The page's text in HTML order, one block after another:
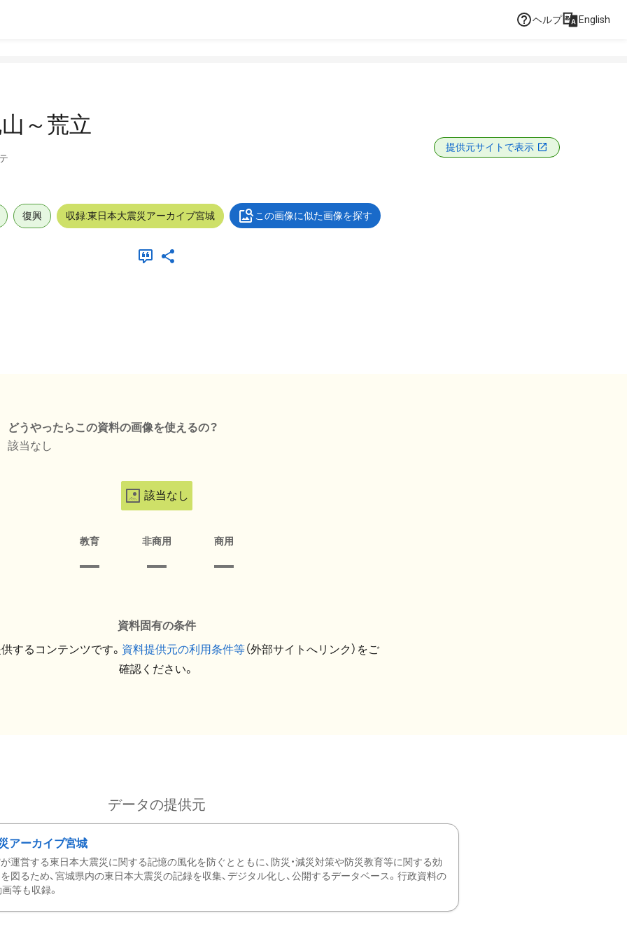
ヘルプ English
～荒立
提供元サイトで表示
復興 収録:東日本大震災アーカイブ宮城 この画像に似た画像を探す
どうやったらこの資料の画像を使えるの？
該当なし
該当なし
教育 非商用 商用
資料固有の条件
するコンテンツです。 資料提供元の利用条件等（外部サイトへリンク）をご
確認ください。
データの提供元
アーカイブ宮城
運営する東日本大震災に関する記憶の風化を防ぐとともに、防災・減災対策や防災教育等に関する効
図るため、宮城県内の東日本大震災の記録を収集、デジタル化し、公開するデータベース。行政資料の
等も収録。